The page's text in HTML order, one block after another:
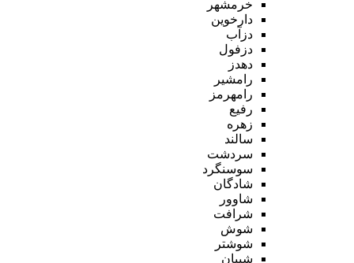
خرمشهر
دارخوین
دزآب
دزفول
دهدز
رامشیر
رامهرمز
رفیع
زهره
سالند
سردشت
سوسنگرد
شادگان
شاوور
شرافت
شوش
شوشتر
شیبان